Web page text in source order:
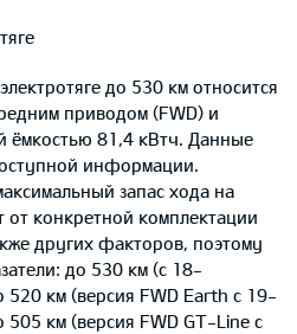
до 530 км относится
приводом (FWD) и
ёмкостью 81,4 кВтч. Данные
информации.
запас хода на
от конкретной комплектации
других факторов, поэтому
до 530 км (с 18-
км (версия FWD Earth с 19-
км (версия FWD GT-Line с